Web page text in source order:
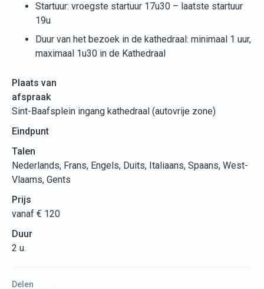
Startuur: vroegste startuur 17u30 – laatste startuur
19u
Duur van het bezoek in de kathedraal: minimaal 1 uur,
maximaal 1u30 in de Kathedraal
Plaats van
afspraak
Sint-Baafsplein ingang kathedraal (autovrije zone)
Eindpunt
Talen
Nederlands, Frans, Engels, Duits, Italiaans, Spaans, West-
Vlaams, Gents
Prijs
vanaf € 120
Duur
2 u.
Delen